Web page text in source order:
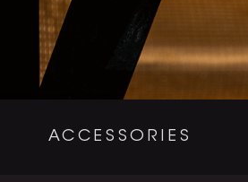
ACCESSORIES